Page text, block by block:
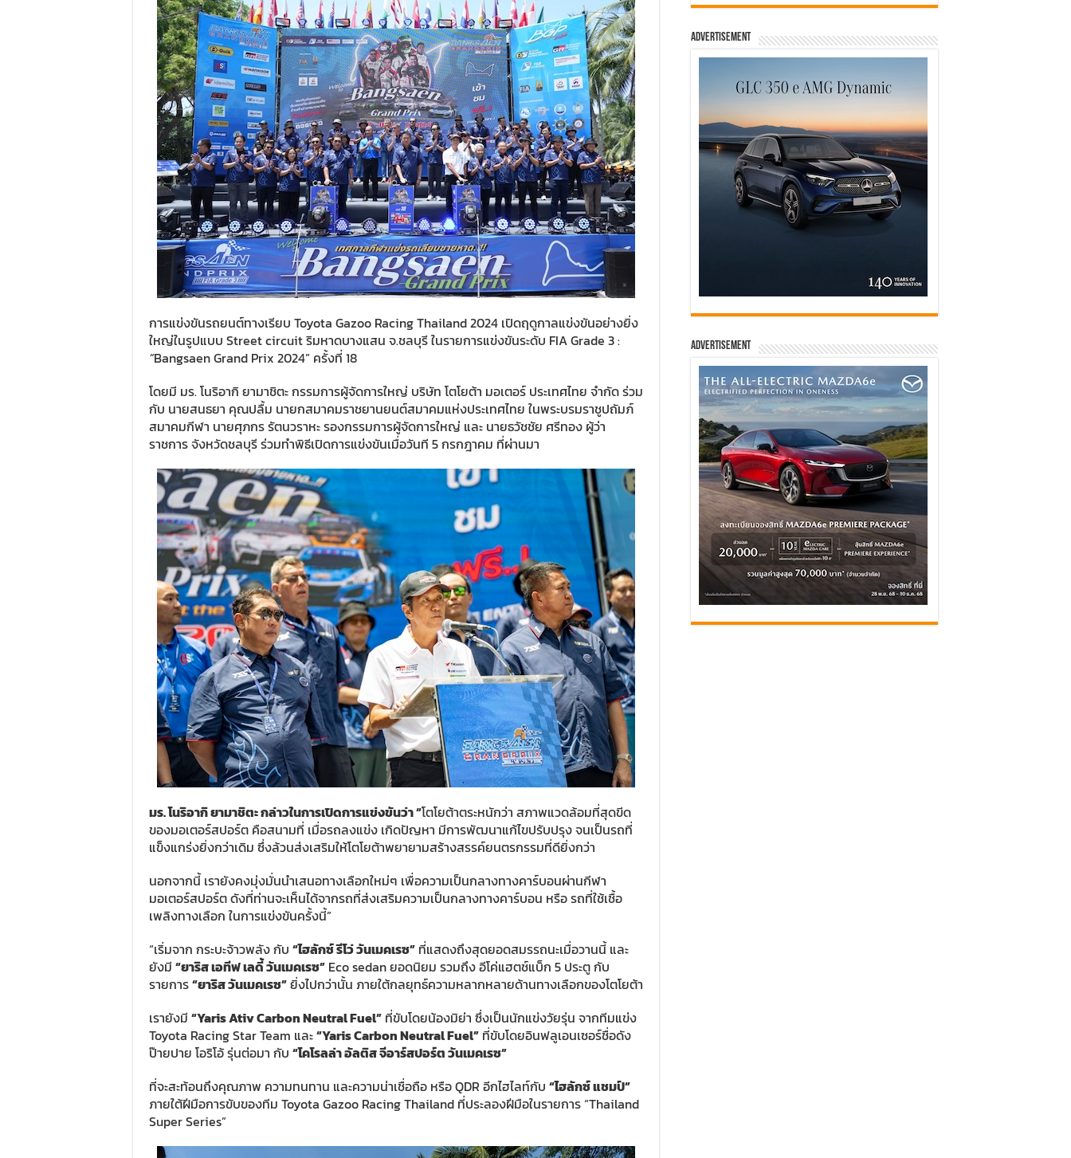
การแข่งขันรถยนต์ทางเรียบ Toyota Gazoo Racing Thailand 2024 เปิดฤดูกาลแข่งขันอย่างยิ่ง
ใหญ่ในรูปแบบ Street circuit ริมหาดบางแสน จ.ชลบุรี ในรายการแข่งขันระดับ FIA Grade 3 :
“Bangsaen Grand Prix 2024” ครั้งที่ 18
โดยมี มร. โนริอากิ ยามาชิตะ กรรมการผู้จัดการใหญ่ บริษัท โตโยต้า มอเตอร์ ประเทศไทย จํากัด ร่วม
กับ นายสนธยา คุณปลื้ม นายกสมาคมราชยานยนต์สมาคมแห่งประเทศไทย ในพระบรมราชูปถัมภ์
สมาคมกีฬา นายศุภกร รัตนวราหะ รองกรรมการผู้จัดการใหญ่ และ นายธวัชชัย ศรีทอง ผู้ว่า
ราชการ จังหวัดชลบุรี ร่วมทำพิธีเปิดการแข่งขันเมื่อวันที 5 กรกฎาคม ที่ผ่านมา
มร. โนริอากิ ยามาชิตะกล่าวในการเปิดการแข่งขันว่า “โตโยต้าตระหนักว่า สภาพแวดล้อมที่สุดขีด
ของมอเตอร์สปอร์ต คือสนามที่ เมื่อรถลงแข่ง เกิดปัญหา มีการพัฒนาแก้ไขปรับปรุง จนเป็นรถที่
แข็งแกร่งยิ่งกว่าเดิม ซึ่งล้วนส่งเสริมให้โตโยต้าพยายามสร้างสรรค์ยนตรกรรมที่ดียิ่งกว่า
นอกจากนี้ เรายังคงมุ่งมั่นนำเสนอทางเลือกใหม่ๆ เพื่อความเป็นกลางทางคาร์บอนผ่านกีฬา
มอเตอร์สปอร์ต ดังที่ท่านจะเห็นได้จากรถที่ส่งเสริมความเป็นกลางทางคาร์บอน หรือ รถที่ใช้เชื้อ
เพลิงทางเลือก ในการแข่งขันครั้งนี้”
“เริ่มจาก กระบะจ้าวพลัง กับ “ไฮลักซ์ รีโว่ วันเมคเรซ” ที่แสดงถึงสุดยอดสมรรถนะเมื่อวานนี้ และ
ยังมี “ยาริส เอทีฟ เลดี้ วันเมคเรซ” Eco sedan ยอดนิยม รวมถึง อีโค่แฮตช์แบ็ก 5 ประตู กับ
รายการ“ยาริส วันเมคเรซ”ยิ่งไปกว่านั้น ภายใต้กลยุทธ์ความหลากหลายด้านทางเลือกของโตโยต้า
เรายังมี “Yaris Ativ Carbon Neutral Fuel” ที่ขับโดยน้องมิย่า ซึ่งเป็นนักแข่งวัยรุ่น จากทีมแข่ง
Toyota Racing Star Team และ“Yaris Carbon Neutral Fuel” ที่ขับโดยอินฟลูเอนเซอร์ชื่อดัง
ป๊ายปาย โอริโอ้ รุ่นต่อมา กับ “โคโรลล่า อัลติส จีอาร์สปอร์ต วันเมคเรซ”
ที่จะสะท้อนถึงคุณภาพ ความทนทาน และความน่าเชื่อถือ หรือ QDR อีกไฮไลท์กับ “ไฮลักซ์ แชมป์”
ภายใต้ฝีมือการขับของทีม Toyota Gazoo Racing Thailand ที่ประลองฝีมือในรายการ “Thailand
Super Series”
Advertisement
Advertisement